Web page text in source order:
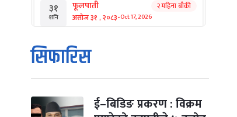
३१
शनि
फूलपाती
असोज ३१ , २०८३-Oct 17, 2026
२ महिना बाँकी
१
आइत
कार्तिक सङ्क्रान्ति
कार्तिक १, २०८३
मंगल कार्तिक ३, २०८३-Oct 20, 2026
सिफारिस
ई–बिडिङ प्रकरण : विक्रम